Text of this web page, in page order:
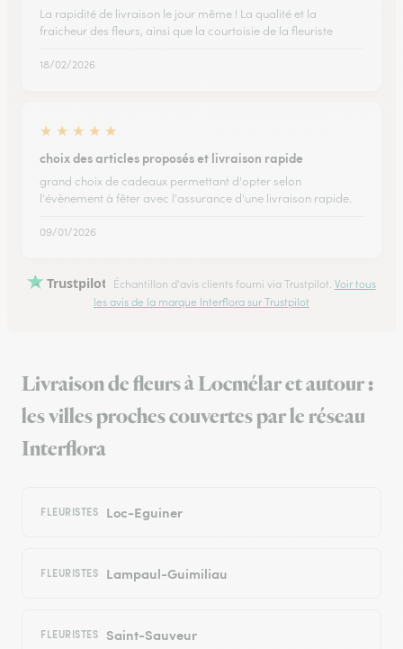
La rapidité de livraison le jour même ! La qualité et la
fraicheur des fleurs, ainsi que la courtoisie de la fleuriste
18/02/2026
★ ★ ★ ★ ★
choix des articles proposés et livraison rapide
grand choix de cadeaux permettant d'opter selon
l'évènement à fêter avec l'assurance d'une livraison rapide.
09/01/2026
Trustpilot Échantillon d'avis clients fourni via Trustpilot. Voir tous
les avis de la marque Interflora sur Trustpilot
Livraison de fleurs à Locmélar et autour :
les villes proches couvertes par le réseau
Interflora
FLEURISTES Loc-Eguiner
FLEURISTES Lampaul-Guimiliau
FLEURISTES Saint-Sauveur